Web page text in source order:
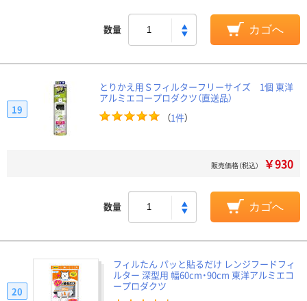
数量 カゴへ
とりかえ用Ｓフィルターフリーサイズ 1個 東洋
アルミエコープロダクツ（直送品）
（1件）
19
販売価格（税込） ￥930
数量 カゴへ
フィルたん パッと貼るだけ レンジフードフィ
ルター 深型用 幅60cm・90cm 東洋アルミエコ
ープロダクツ
20